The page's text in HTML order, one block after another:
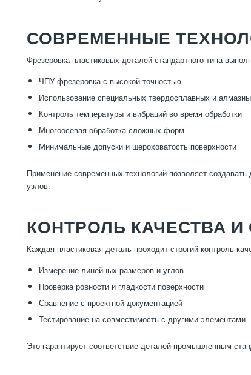
СОВРЕМЕННЫЕ
Фрезеровка пластиковых деталей стандартного типа
ЧПУ-фрезеровка с высокой точностью
Использование специальных твердосплавных и
Контроль температуры и вибраций во время обработки
Многоосевая обработка сложных форм
Минимальные допуски и шероховатость поверхности
Применение современных технологий позволяет
узлов.
КОНТРОЛЬ КАЧЕСТВА
Каждая пластиковая деталь проходит строгий контроль
Измерение линейных размеров и углов
Проверка ровности и гладкости поверхности
Сравнение с проектной документацией
Тестирование на совместимость с другими элементами
Это гарантирует соответствие деталей промышленным